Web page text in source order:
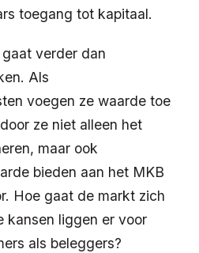
toegang tot kapitaal.
verder dan
Als
voegen ze waarde toe
ze niet alleen het
maar ook
bieden aan het MKB
Hoe gaat de markt zich
kansen liggen er voor
als beleggers?